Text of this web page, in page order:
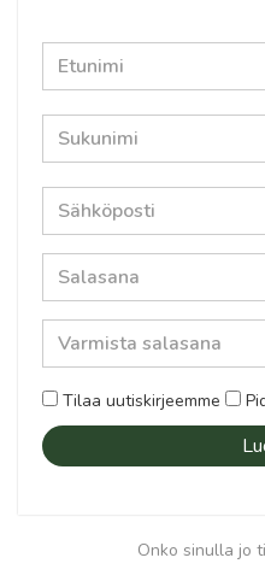
Tilaa uutiskirjeemme
Onko sinulla jo